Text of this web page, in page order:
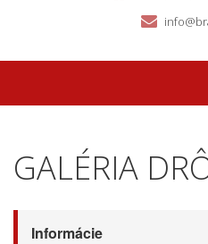
GALÉRIA
Informácie